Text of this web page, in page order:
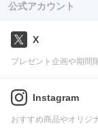
公式アカウント
X
プレゼント企画や期間
Instagram
おすすめ商品やオリジ